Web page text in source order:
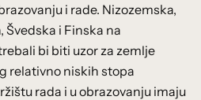
i rade. Nizozemska,
Švedska i Finska na
bi biti uzor za zemlje
relativno niskih stopa
rada i u obrazovanju imaju